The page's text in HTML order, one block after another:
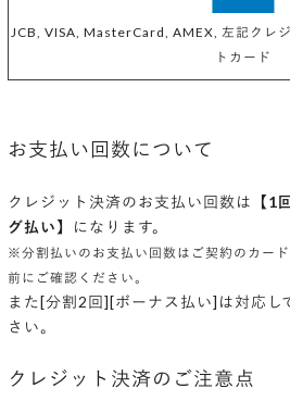
JCB, VISA, MasterCard, AMEX, 左記クレ
トカード
お支払い回数について
クレジット決済のお支払い回数は
【1
グ払い】
になります。
※分割払いのお支払い回数はご契約のカー
前にご確認ください。
また[分割2回][ボーナス払い]は対応し
さい。
クレジット決済のご注意点